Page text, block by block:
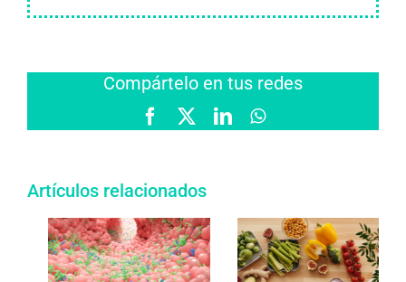
Compártelo en tus redes
FacebookLinkedInWhatsApp
Artículos relacionados